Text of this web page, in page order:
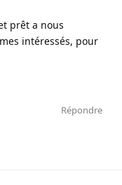
prêt a nous
intéressés, pour
Répondre